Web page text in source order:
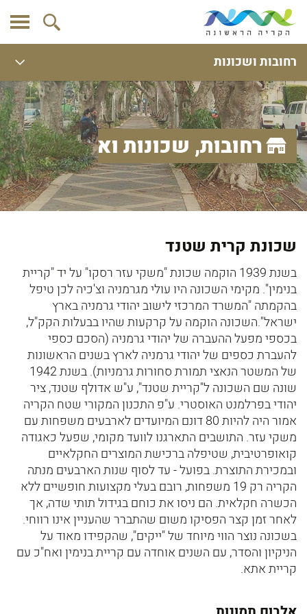
רחובות ושכונות
רחובות, שכונות ואתרים
שכונת קרית שטנד
בשנת 1939 הוקמה שכונת "משקי עזר רסקו" על יד "קריית
בנימין". מקימי השכונה היו עולי מגרמניה וצ'כיה לכן טיפל
בהקמתה "המשרד המרכזי לישוב יהודי גרמניה בארץ
ישראל".השכונה הוקמה על קרקעות שהיו בבעלות הקק"ל,
בכספי מפעל ההעברה של יהודי גרמניה (הסכם כספי
להעברת כספים של יהודי גרמניה לארץ בשנים הראשונות
של המשטר הנאצי תמורת סחורות גרמניות). בשנת 1942
שונה שם השכונה ל"קריית שטנד", ע"ש אדולף שטנד, ציר
יהודי בפרלמנט האוסטרי. ע"פ התכנון המקורי שטח הקריה
אמור היה להיות 80 דונם המיועדים לארבעים משפחות עם
משקי עזר. התושבים התארגנו לוועד מקומי, שפעל כאגודה
קואופרטיבית, שטיפלה ברכישת המוצרים החקלאיים
ובמכירת התוצרת. בפועל - עד לסוף שנות הארבעים מנתה
הקריה רק 19 משפחות, רובם בעלי מקצועות חופשיים ללא
הכשרה חקלאית. הם ניסו את כוחם בגידול תותי שדה, אך
לאחר זמן קצר הפסיקו משום שהתברר שהעניין אינו רווחי.
בשכונה נוצר הווי מיוחד של "ייקים", שהקפידו מאוד על
הניקיון והסדר, עם השנים אוחדה עם קריית בנימין ואח"כ עם
קריית אתא.